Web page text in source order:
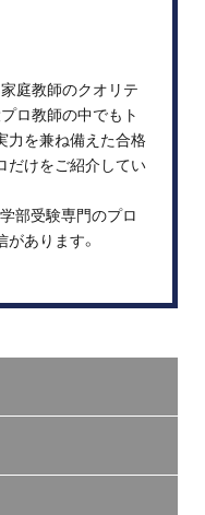
庭教師のクオリテ
ロ教師の中でもト
力を兼ね備えた合格
だけをご紹介してい
部受験専門のプロ
あります。